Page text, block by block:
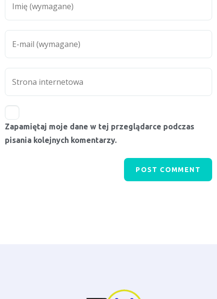
Zapamiętaj moje dane w tej przeglądarce podczas
pisania kolejnych komentarzy.